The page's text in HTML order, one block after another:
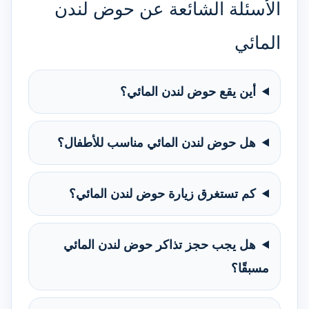
الأسئلة الشائعة عن حوض لندن
المائي
أين يقع حوض لندن المائي؟
هل حوض لندن المائي مناسب للأطفال؟
كم تستغرق زيارة حوض لندن المائي؟
هل يجب حجز تذاكر حوض لندن المائي
مسبقًا؟